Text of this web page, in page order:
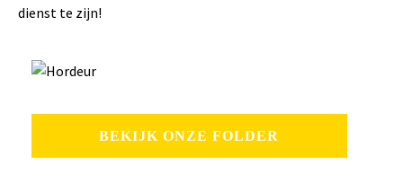
dienst te zijn!
BEKIJK ONZE FOLDER